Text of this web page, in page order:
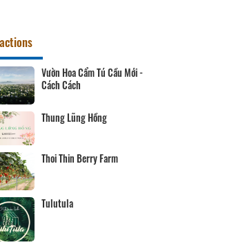
Vườn Hoa Cẩm Tú Cầu Mới -
Cách Cách
Thung Lũng Hồng
Thoi Thin Berry Farm
Tulutula